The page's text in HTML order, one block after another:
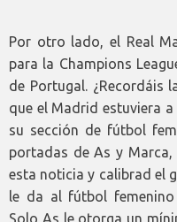
Por otro lado, el Real
para la Champions
de Portugal. ¿Recordáis
que el Madrid estuviera
su sección de fútbol
portadas de As y
esta noticia y calibrad el
le da al fútbol
Solo As le otorga un